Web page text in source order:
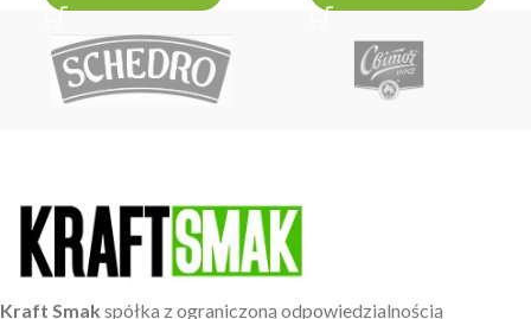
Kraft Smak spółka z ograniczoną odpowiedzialnością